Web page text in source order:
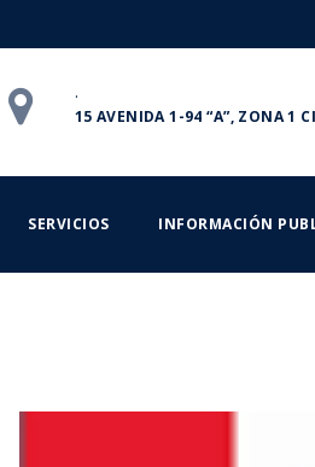
.
15 AVENIDA 1-94 “A”, ZONA 1
SERVICIOS INFORMACIÓN